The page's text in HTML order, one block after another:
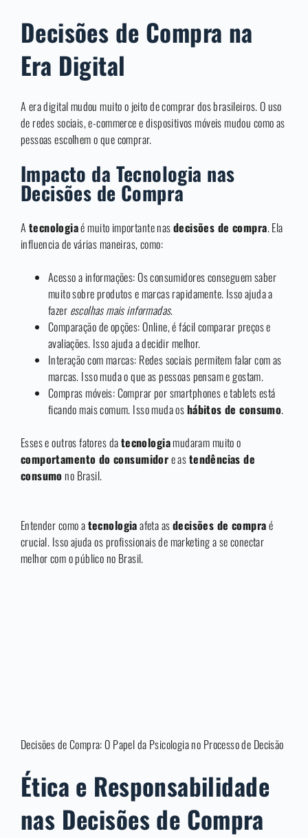
Decisões de Compra na
Era Digital
A era digital mudou muito o jeito de comprar dos brasileiros. O uso
de redes sociais, e-commerce e dispositivos móveis mudou como as
pessoas escolhem o que comprar.
Impacto da Tecnologia nas
Decisões de Compra
A tecnologiaé muito importante nasdecisões de compra. Ela
influencia de várias maneiras, como:
Acesso a informações: Os consumidores conseguem saber
muito sobre produtos e marcas rapidamente. Isso ajuda a
fazer escolhas mais informadas.
Comparação de opções: Online, é fácil comparar preços e
avaliações. Isso ajuda a decidir melhor.
Interação com marcas: Redes sociais permitem falar com as
marcas. Isso muda o que as pessoas pensam e gostam.
Compras móveis: Comprar por smartphones e tablets está
ficando mais comum. Isso muda oshábitos de consumo.
Esses e outros fatores datecnologiamudaram muito o
comportamento do consumidore astendências de
consumono Brasil.
Entender como atecnologiaafeta asdecisões de compraé
crucial. Isso ajuda os profissionais de marketing a se conectar
melhor com o público no Brasil.
Decisões de Compra: O Papel da Psicologia no Processo de Decisão
Ética e Responsabilidade
nas Decisões de Compra